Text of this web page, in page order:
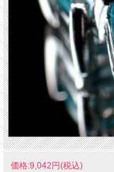
価格:9,042円(税込)